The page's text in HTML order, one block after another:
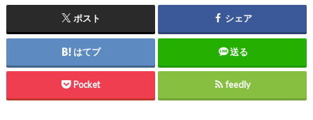
ポスト シェア
はてブ 送る
Pocket feedly